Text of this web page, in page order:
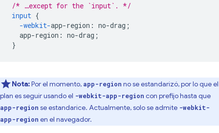
/* …except for the `input`. */
input {
-webkit-app-region : no-drag ;
app-region : no-drag ;
}
Nota:Por el momento, app-region no se estandarizó, por lo que el
plan es seguir usando el -webkit-app-region con prefijo hasta que
app-region se estandarice. Actualmente, solo se admite -webkit-
app-region en el navegador.